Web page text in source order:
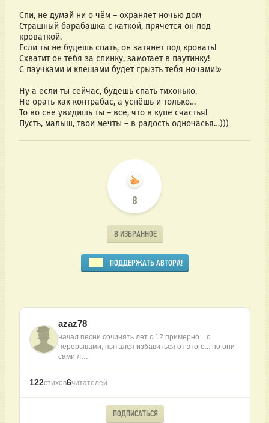
Спи, не думай ни о чём – охраняет ночью дом
Страшный барабашка с каткой, прячется он под
кроваткой.
Если ты не будешь спать, он затянет под кровать!
Схватит он тебя за спинку, замотает в паутинку!
С паучками и клещами будет грызть тебя ночами!»
Ну а если ты сейчас, будешь спать тихонько.
Не орать как контрабас, а уснёшь и только…
То во сне увидишь ты – всё, что в купе счастья!
Пусть, малыш, твои мечты – в радость одночасья…)))
8
В ИЗБРАННОЕ
ПОДДЕРЖАТЬ АВТОРА!
azaz78
начал песни сочинять лет с 12 примерно... с
перерывами, пытался избавиться от этого... но они
сами л…
122стихов6читателей
ПОДПИСАТЬСЯ